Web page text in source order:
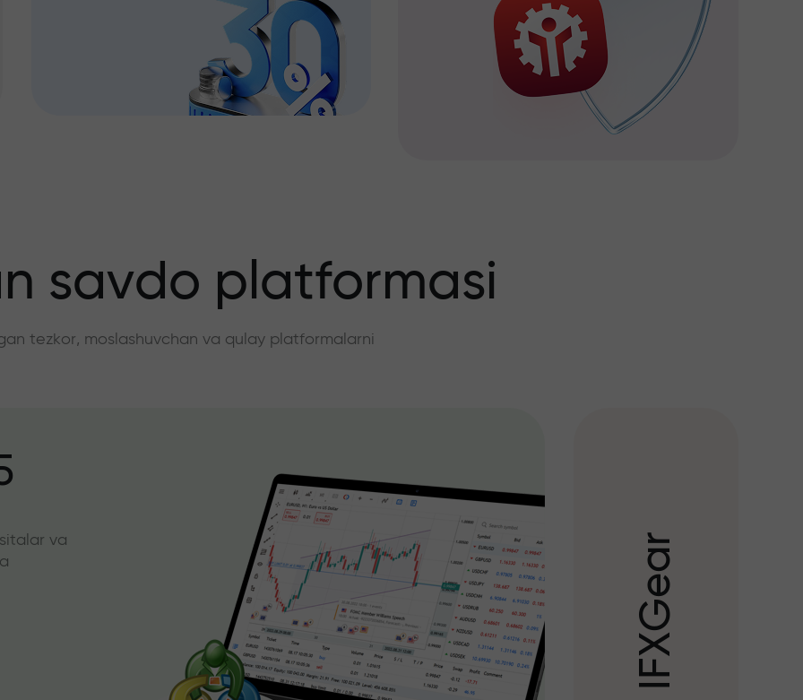
savdo platformasi
tezkor, moslashuvchan va qulay platformalarni
va
I
F
X
G
e
a
r